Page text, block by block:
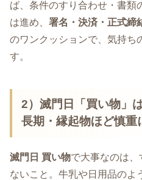
ば、条件のすり合わせ・書類
は進め、 署名・決済・正式締
のワンクッションで、気持ち
す。
2）滅門日「買い物」
長期・縁起物ほど慎重
滅門日 買い物で大事なのは
ないこと。牛乳や日用品のよ